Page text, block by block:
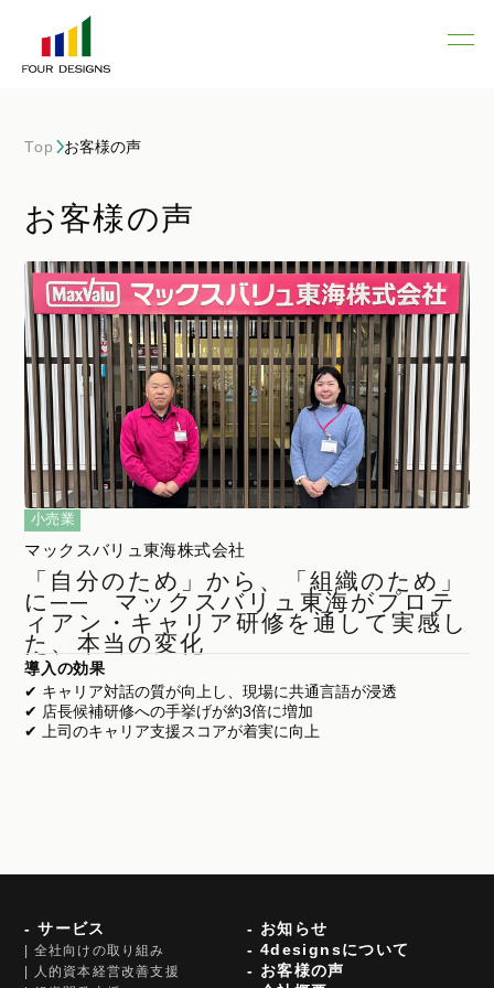
Top お客様の声
お客様の声
小売業
マックスバリュ東海株式会社
「自分のため」から、「組織のため」
に── マックスバリュ東海がプロテ
ィアン・キャリア研修を通して実感し
た、本当の変化
導入の効果
✔ キャリア対話の質が向上し、現場に共通言語が浸透
✔ 店長候補研修への手挙げが約3倍に増加
✔ 上司のキャリア支援スコアが着実に向上
- サービス
| 全社向けの取り組み
| 人的資本経営改善支援
- お知らせ
- 4designsについて
- お客様の声